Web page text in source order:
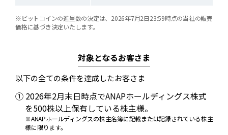
※ビットコインの進呈数の決定は、2026年7月2日23:59時点の当社の販売
価格に基づき決定いたします。
対象となるお客さま
以下の全ての条件を達成したお客さま
① 2026年2月末日時点でANAPホールディングス株式
を500株以上保有している株主様。
※ANAPホールディングスの株主名簿に記載または記録されている株主
様に限ります。